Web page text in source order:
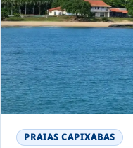
PRAIAS CAPIXABAS